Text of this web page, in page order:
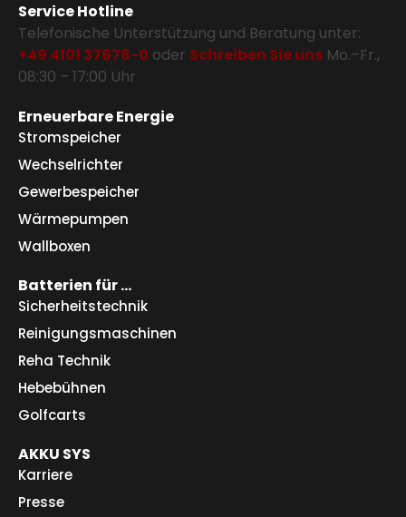
Service Hotline
Telefonische Unterstützung und Beratung unter:
+49 4101 37676-0 oder Schreiben Sie uns Mo.–Fr.,
08:30 – 17:00 Uhr
Erneuerbare Energie
Stromspeicher
Wechselrichter
Gewerbespeicher
Wärmepumpen
Wallboxen
Batterien für …
Sicherheitstechnik
Reinigungsmaschinen
Reha Technik
Hebebühnen
Golfcarts
AKKU SYS
Karriere
Presse